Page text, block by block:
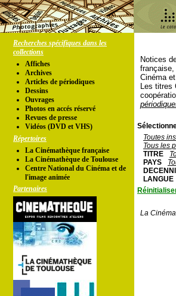
Recherches spécifiques dans les
collections
Affiches
Archives
Articles de périodiques
Dessins
Ouvrages
Photos en accés réservé
Revues de presse
Vidéos (DVD et VHS)
Répertoires
La Cinémathèque française
La Cinémathèque de Toulouse
Centre National du Cinéma et de
l'image animée
Partenaires
Notices
française,
Cinéma
Les titres
Toutes
Tous les
TITRE
PAYS
LANGUE
La